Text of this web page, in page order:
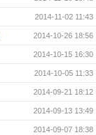
2014-11-02 11:43
2014-10-26 18:56
2014-10-15 16:30
2014-10-05 11:33
2014-09-21 18:12
2014-09-13 13:49
2014-09-07 18:38